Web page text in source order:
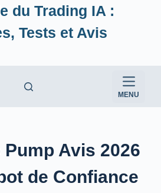
du Trading IA :
Tests et Avis
MENU
Avis 2026
de Confiance